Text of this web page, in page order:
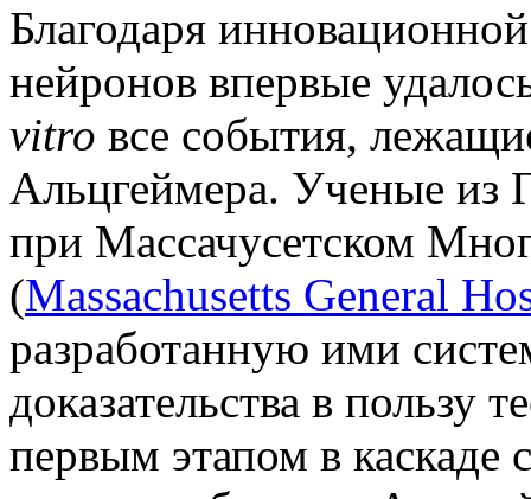
Благодаря
нейронов впервые
vitro все события,
Альцгеймера. Ученые из
при Массачусетском
(Massachusetts General
разработанную ими
доказательства в пользу
первым этапом в